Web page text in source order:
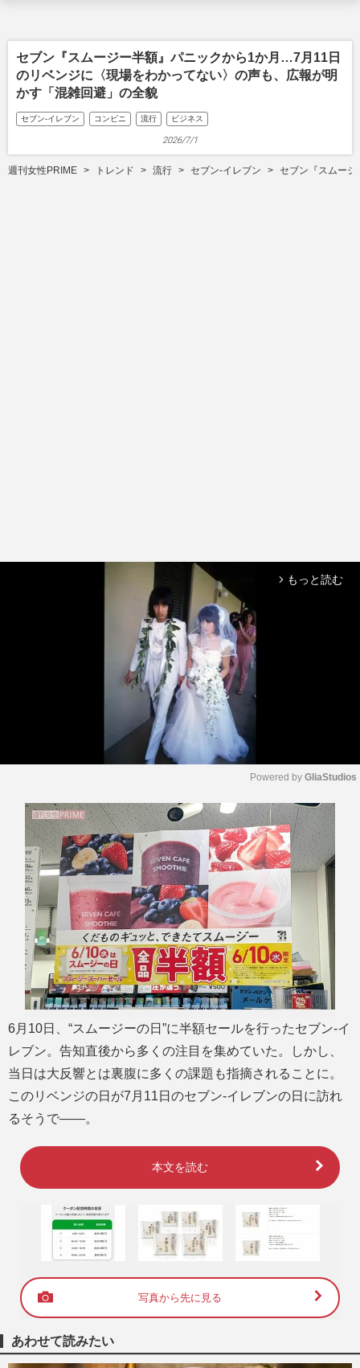
セブン『スムージー半額』パニックから1か月…7月11日
のリベンジに〈現場をわかってない〉の声も、広報が明
かす「混雑回避」の全貌
セブン-イレブン コンビニ 流行 ビジネス
2026/7/1
週刊女性PRIME トレンド 流行 セブン-イレブン セブン『スムー
arrow_forward_ios もっと読む
M
u
e
Powered by GliaStudios
6月10日、“スムージーの日”に半額セールを行ったセブン-イ
レブン。告知直後から多くの注目を集めていた。しかし、
当日は大反響とは裏腹に多くの課題も指摘されることに。
このリベンジの日が7月11日のセブン-イレブンの日に訪れ
るそうで――。
本文を読む
写真から先に見る
あわせて読みたい